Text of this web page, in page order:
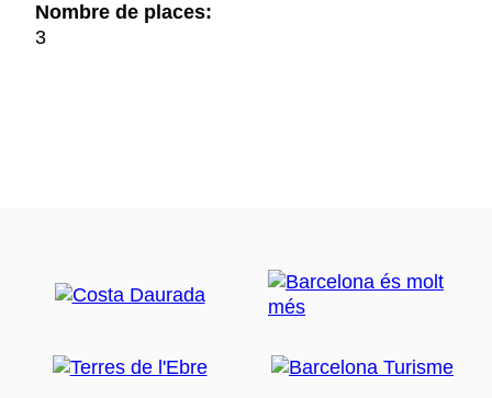
Nombre de places:
3